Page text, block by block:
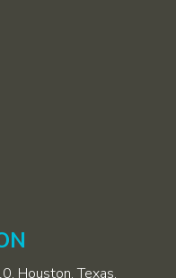
Houston, Texas,